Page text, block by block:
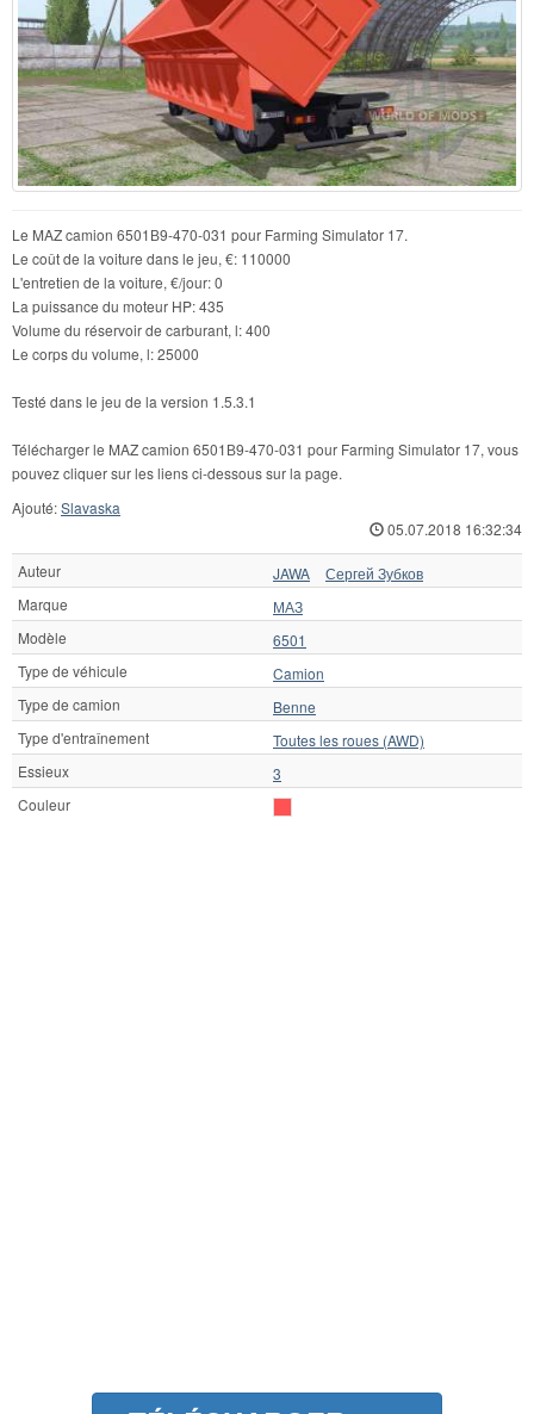
Le MAZ camion 6501В9-470-031 pour Farming Simulator 17.
Le coût de la voiture dans le jeu, €: 110000
L'entretien de la voiture, €/jour: 0
La puissance du moteur HP: 435
Volume du réservoir de carburant, l: 400
Le corps du volume, l: 25000
Testé dans le jeu de la version 1.5.3.1
Télécharger le MAZ camion 6501В9-470-031 pour Farming Simulator 17, vous
pouvez cliquer sur les liens ci-dessous sur la page.
Ajouté:Slavaska
05.07.2018 16:32:34
Auteur JAWA
Сергей Зубков
Marque
МАЗ
Modèle
6501
Type de véhicule
Camion
Type de camion
Benne
Type d'entraînement
Toutes les roues (AWD)
Essieux
3
Couleur